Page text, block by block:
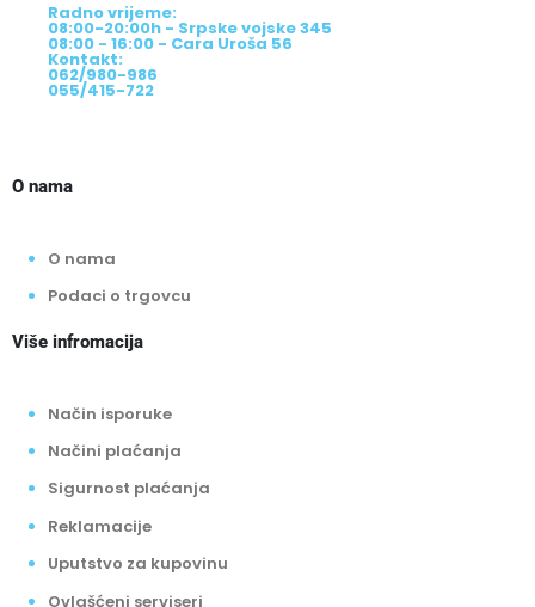
Radno vrijeme:
08:00-20:00h - Srpske vojske 345
08:00 - 16:00 - Cara Uroša 56
Kontakt:
062/980-986
055/415-722
O nama
O nama
Podaci o trgovcu
Više infromacija
Način isporuke
Načini plaćanja
Sigurnost plaćanja
Reklamacije
Uputstvo za kupovinu
Ovlašćeni serviseri